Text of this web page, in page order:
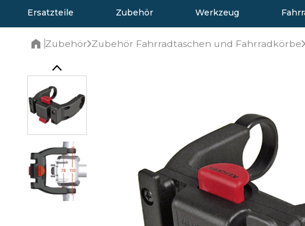
Ersatzteile Zubehör Werkzeug
Zubehör Zubehör Fahrradtaschen und Fahrradkörbe